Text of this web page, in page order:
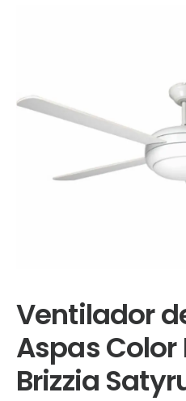
Ventilador
Aspas Color
Brizzia